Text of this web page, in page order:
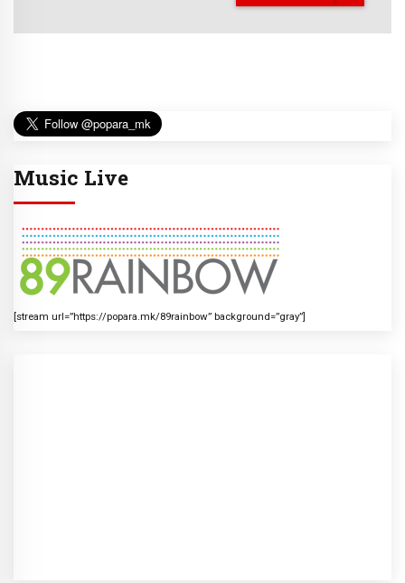
Music Live
[stream url=”https://popara.mk/89rainbow” background=”gray”]